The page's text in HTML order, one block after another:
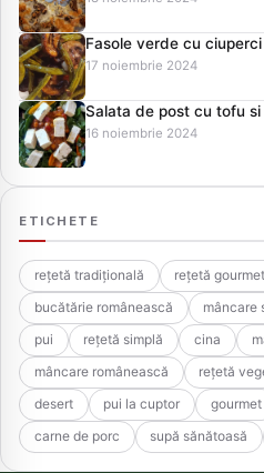
Fasole verde cu
17 noiembrie 2024
Salata de post cu tofu si
16 noiembrie 2024
ETICHETE
rețetă tradițională rețetă gourmet
bucătărie românească
mâncare
pui
rețetă simplă cina
mâncare românească
rețetă
desert
pui la cuptor gourmet
carne de porc
supă sănătoasă